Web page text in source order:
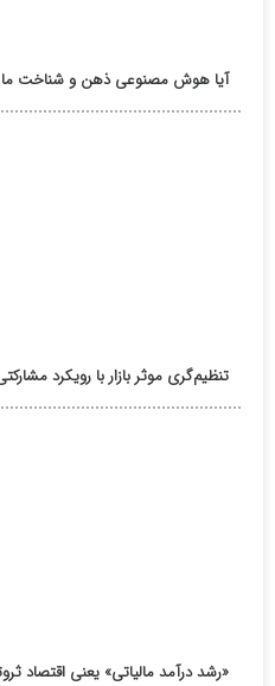
آیا هوش مصنوعی ذهن و شناخت ما
تنظیم‌گری موثر بازار با رویکرد
«رشد درآمد مالیاتی» یعنی اقتصاد